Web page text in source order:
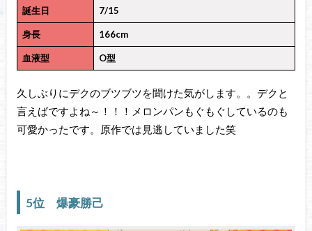
誕生日 7/15
身長 166cm
血液型 O型
久しぶりにデクのブツブツを聞けた気がします。。デクと
言えばですよね～！！！メロンパンもぐもぐしているのも
可愛かったです。原作では見逃していました笑
5位 爆豪勝己